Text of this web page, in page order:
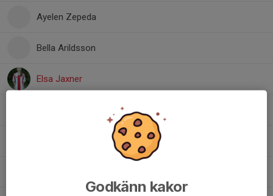
Ayelen Zepeda
Bella Arildsson
Elsa Jaxner
Godkänn kakor